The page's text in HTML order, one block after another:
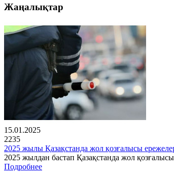
Жаңалықтар
15.01.2025
2235
2025 жылы Қазақстанда жол қозғалысы
2025 жылдан бастап Қазақстанда жол
Подробнее